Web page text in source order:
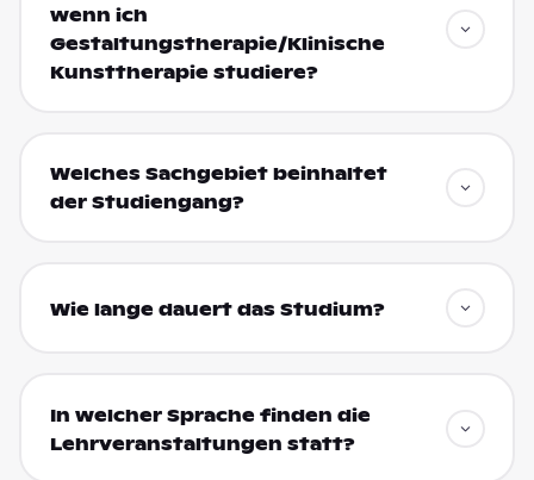
wenn ich
Gestaltungstherapie/Klinische
Kunsttherapie studiere?
Welches Sachgebiet beinhaltet
der Studiengang?
Wie lange dauert das Studium?
In welcher Sprache finden die
Lehrveranstaltungen statt?